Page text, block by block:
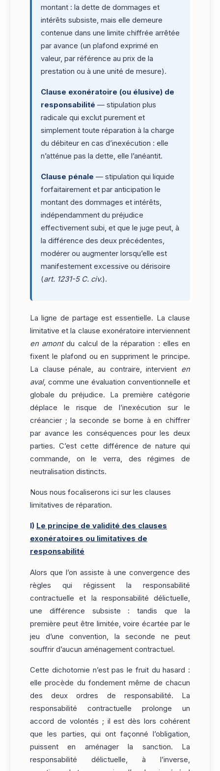
montant : la dette de dommages et
intérêts subsiste, mais elle demeure
contenue dans une limite chiffrée arrêtée
par avance (un plafond exprimé en
valeur, par référence au prix de la
prestation ou à une unité de mesure).
Clause exonératoire (ou élusive) de
responsabilité — stipulation plus
radicale qui exclut purement et
simplement toute réparation à la charge
du débiteur en cas d’inexécution : elle
n’atténue pas la dette, elle l’anéantit.
Clause pénale — stipulation qui liquide
forfaitairement et par anticipation le
montant des dommages et intérêts,
indépendamment du préjudice
effectivement subi, et que le juge peut, à
la différence des deux précédentes,
modérer ou augmenter lorsqu’elle est
manifestement excessive ou dérisoire
(art. 1231-5 C. civ.).
La ligne de partage est essentielle. La clause
limitative et la clause exonératoire interviennent
en amontdu calcul de la réparation : elles en
fixent le plafond ou en suppriment le principe.
La clause pénale, au contraire, intervient en
aval, comme une évaluation conventionnelle et
globale du préjudice. La première catégorie
déplace le risque de l’inexécution sur le
créancier ; la seconde se borne à en chiffrer
par avance les conséquences pour les deux
parties. C’est cette différence de nature qui
commande, on le verra, des régimes de
neutralisation distincts.
Nous nous focaliserons ici sur les clauses
limitatives de réparation.
I) Le principe de validité des clauses
exonératoires ou limitatives de
responsabilité
Alors que l’on assiste à une convergence des
règles qui régissent la responsabilité
contractuelle et la responsabilité délictuelle,
une différence subsiste : tandis que la
première peut être limitée, voire écartée par le
jeu d’une convention, la seconde ne peut
souffrir d’aucun aménagement contractuel.
Cette dichotomie n’est pas le fruit du hasard :
elle procède du fondement même de chacun
des deux ordres de responsabilité. La
responsabilité contractuelle prolonge un
accord de volontés ; il est dès lors cohérent
que les parties, qui ont façonné l’obligation,
puissent en aménager la sanction. La
responsabilité délictuelle, à l’inverse,